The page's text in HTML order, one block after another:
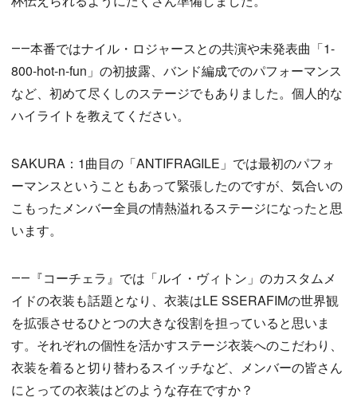
――本番ではナイル・ロジャースとの共演や未発表曲「1-
800-hot-n-fun」の初披露、バンド編成でのパフォーマンス
など、初めて尽くしのステージでもありました。個人的な
ハイライトを教えてください。
SAKURA：1曲目の「ANTIFRAGILE」では最初のパフォ
ーマンスということもあって緊張したのですが、気合いの
こもったメンバー全員の情熱溢れるステージになったと思
います。
――『コーチェラ』では「ルイ・ヴィトン」のカスタムメ
イドの衣装も話題となり、衣装はLE SSERAFIMの世界観
を拡張させるひとつの大きな役割を担っていると思いま
す。それぞれの個性を活かすステージ衣装へのこだわり、
衣装を着ると切り替わるスイッチなど、メンバーの皆さん
にとっての衣装はどのような存在ですか？